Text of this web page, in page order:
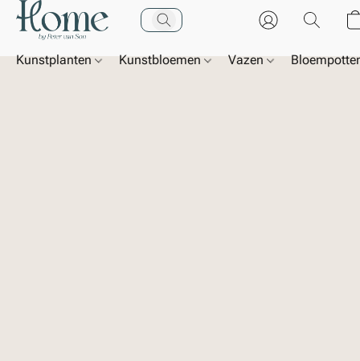
Kunstplanten Kunstbloemen Vazen